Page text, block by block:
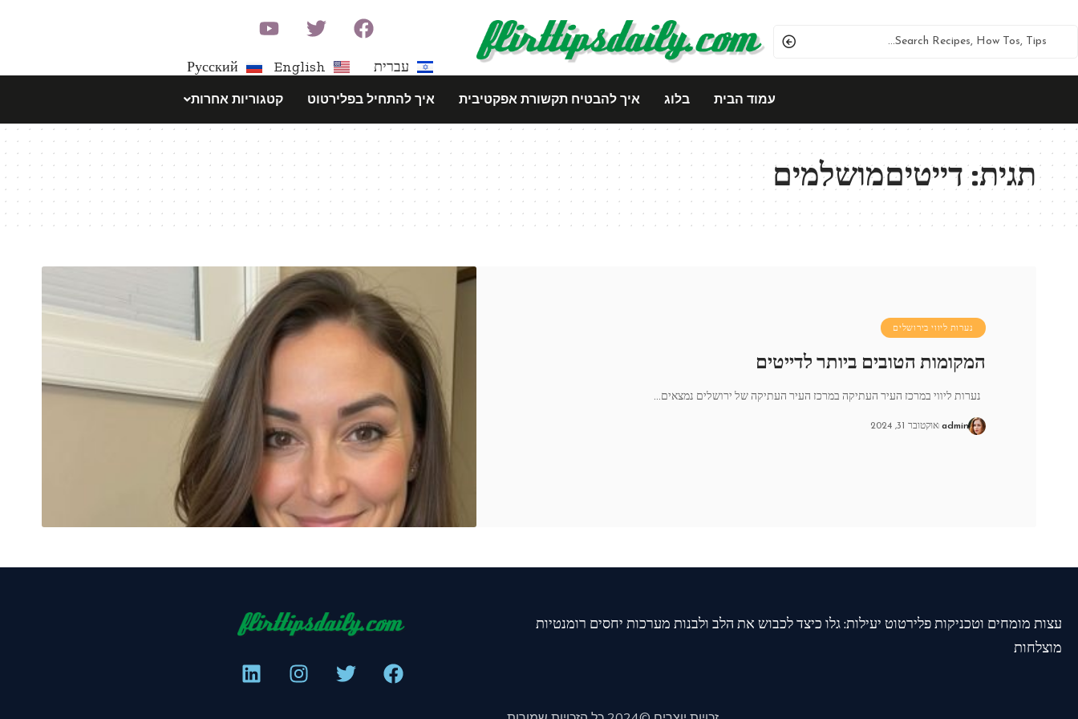
עברית English
Русский
עמוד הבית בלוג איך להבטיח תקשורת אפקטיבית איך להתחיל בפלירטוט קטגוריות אחרות
תגית:דייטיםמושלמים
נערות ליווי בירושלים
המקומות הטובים ביותר לדייטים
נערות ליווי במרכז העיר העתיקה במרכז העיר העתיקה של ירושלים נמצאים…
admin אוקטובר 31, 2024
עצות מומחים וטכניקות פלירטוט יעילות: גלו כיצד לכבוש את הלב ולבנות מערכות יחסים רומנטיות
מוצלחות